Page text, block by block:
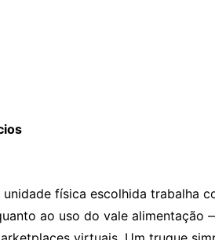
física escolhida trabalha
ao uso do vale alimentação